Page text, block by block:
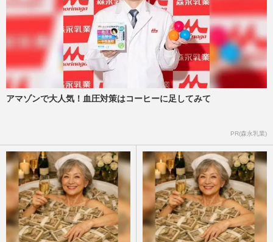
アマゾンで大人気！血圧対策はコーヒーに足してみて
PR(森永乳業)